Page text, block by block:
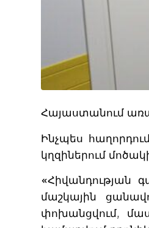
Հայաստանում
Ինչպես
կղզիներում
«Հիվանդության
մաշկային
փոխանցվում,